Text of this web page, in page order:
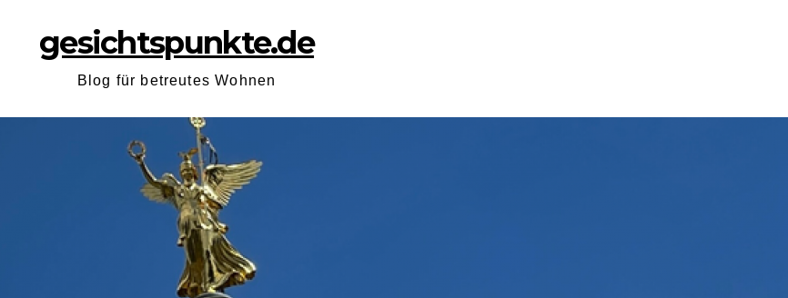
gesichtspunkte.de
Blog für betreutes Wohnen